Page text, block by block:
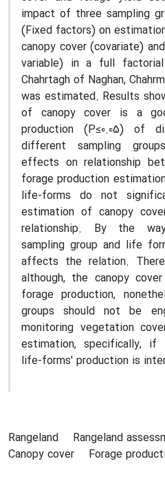
impact of three sampling
(Fixed factors) on
canopy cover (covariate)
variable) in a full
Chahrtagh of Naghan,
was estimated. Results
of canopy cover is a
production (P≤0.05) of
different sampling
effects on relationship
forage production
life-forms do not
estimation of canopy
relationship. By the
sampling group and life
affects the relation.
although, the canopy
forage production,
groups should not be
monitoring vegetation
estimation, specifically,
life-forms' production is
Rangeland
Rangeland
Canopy cover
Forage